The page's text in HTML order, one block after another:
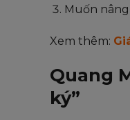
Muốn
Xem thêm:
Quang
ký”